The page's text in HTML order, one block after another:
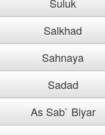
Salkhad
Sahnaya
Sadad
As Sab` Biyar